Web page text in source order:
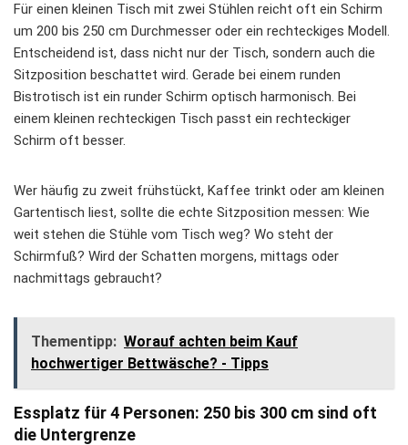
Für einen kleinen Tisch mit zwei Stühlen reicht oft ein Schirm
um 200 bis 250 cm Durchmesser oder ein rechteckiges Modell.
Entscheidend ist, dass nicht nur der Tisch, sondern auch die
Sitzposition beschattet wird. Gerade bei einem runden
Bistrotisch ist ein runder Schirm optisch harmonisch. Bei
einem kleinen rechteckigen Tisch passt ein rechteckiger
Schirm oft besser.
Wer häufig zu zweit frühstückt, Kaffee trinkt oder am kleinen
Gartentisch liest, sollte die echte Sitzposition messen: Wie
weit stehen die Stühle vom Tisch weg? Wo steht der
Schirmfuß? Wird der Schatten morgens, mittags oder
nachmittags gebraucht?
Thementipp: Worauf achten beim Kauf
hochwertiger Bettwäsche? - Tipps
Essplatz für 4 Personen: 250 bis 300 cm sind oft
die Untergrenze